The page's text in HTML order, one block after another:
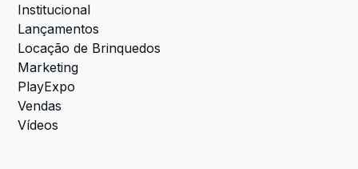
Institucional
Lançamentos
Locação de Brinquedos
Marketing
PlayExpo
Vendas
Vídeos